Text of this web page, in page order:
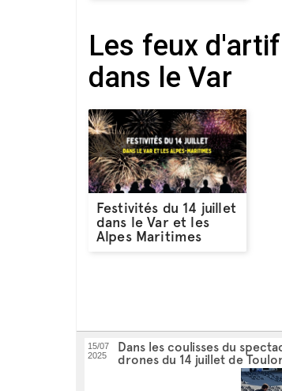
Les feux
dans le Var
Festivités du 14 juillet
dans le Var et les
Alpes Maritimes
15/07
2025
Dans les coulisses du
drones du 14 juillet de